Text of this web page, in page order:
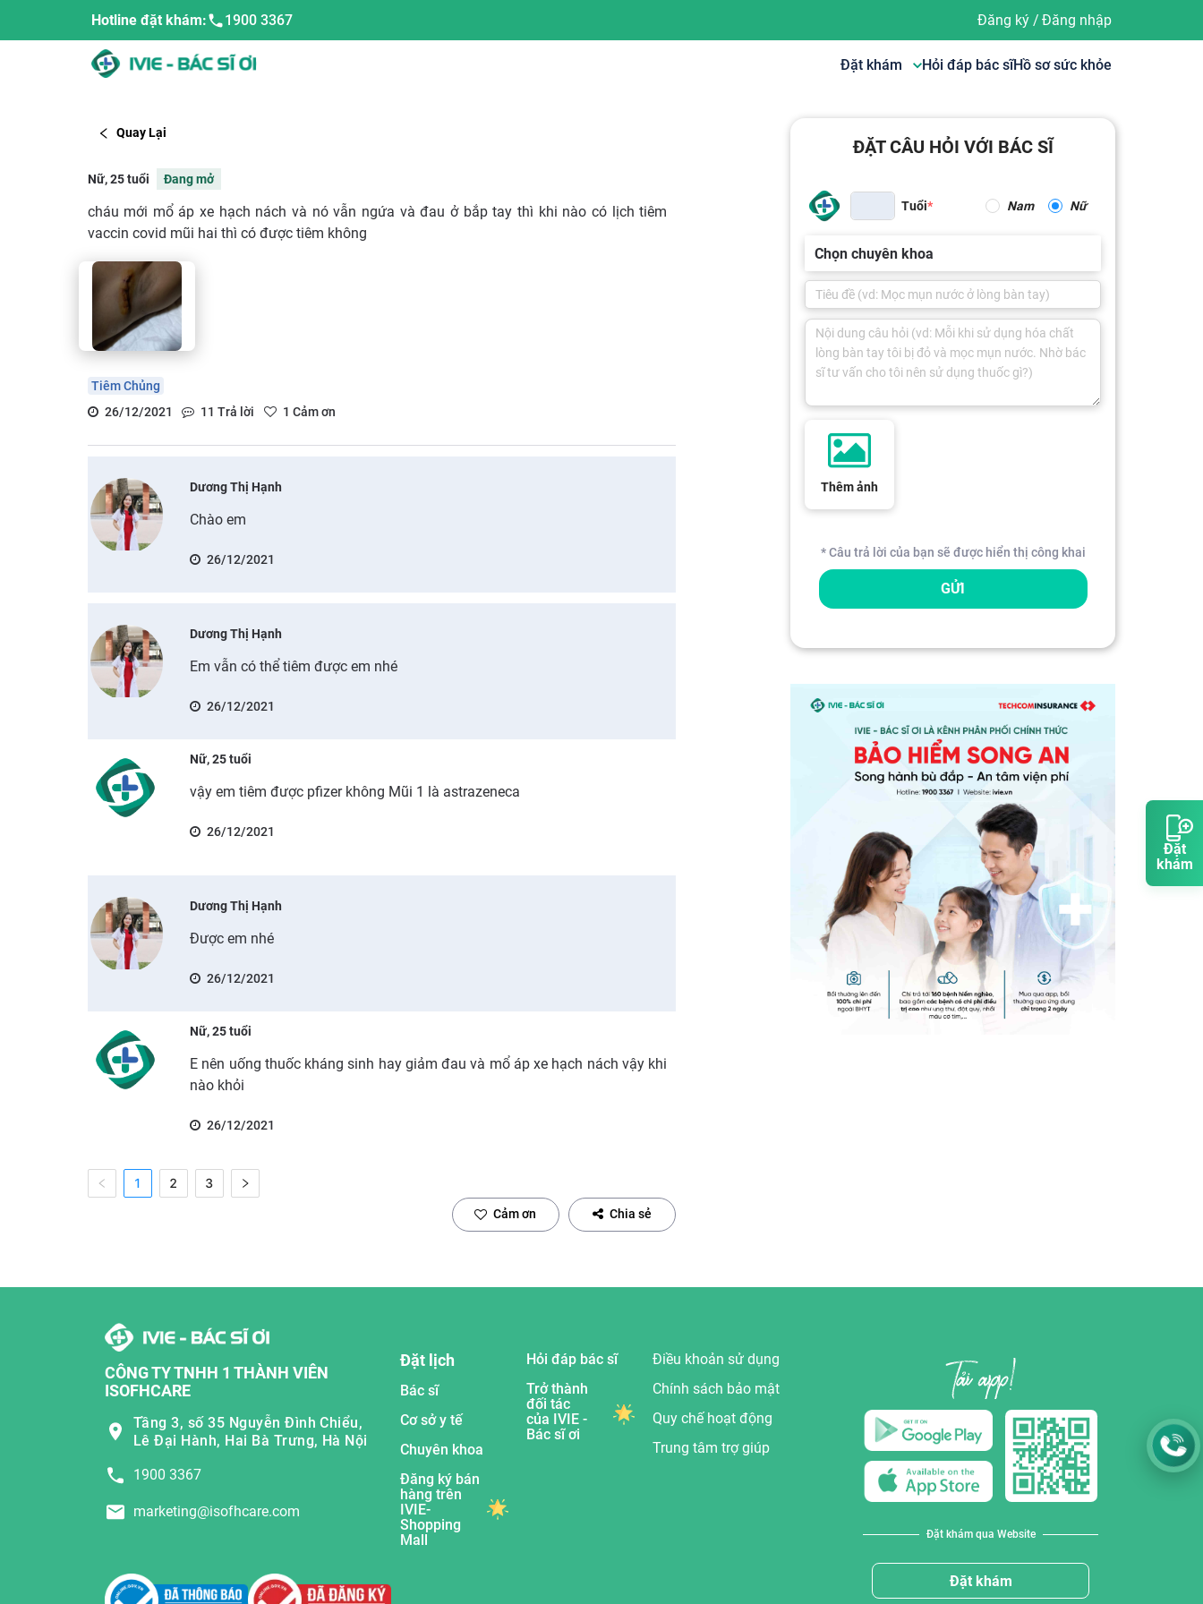
Đặt
khám
Hotline đặt khám: 1900 3367 Đăng ký/ Đăng nhập
Đặt khám Hỏi đáp bác sĩHồ sơ sức khỏe
Quay Lại
Nữ, 25 tuổi Đang mở
cháu mới mổ áp xe hạch nách và nó vẫn ngứa và đau ở bắp tay thì khi nào có lịch tiêm
vaccin covid mũi hai thì có được tiêm không
Tiêm Chủng
26/12/2021
11 Trả lời 1 Cảm ơn
Dương Thị Hạnh
Chào em
26/12/2021
Dương Thị Hạnh
Em vẫn có thể tiêm được em nhé
26/12/2021
Nữ, 25 tuổi
vậy em tiêm được pfizer không Mũi 1 là astrazeneca
26/12/2021
Dương Thị Hạnh
Được em nhé
26/12/2021
Nữ, 25 tuổi
E nên uống thuốc kháng sinh hay giảm đau và mổ áp xe hạch nách vậy khi
nào khỏi
26/12/2021
1 2 3
Cảm ơn Chia sẻ
ĐẶT CÂU HỎI VỚI BÁC SĨ
Tuổi Nam Nữ
Chọn chuyên khoa
Thêm ảnh
* Câu trả lời của bạn sẽ được hiển thị công khai
GỬI
CÔNG TY TNHH 1 THÀNH VIÊN
ISOFHCARE
Tầng 3, số 35 Nguyễn Đình Chiểu,
Lê Đại Hành, Hai Bà Trưng, Hà Nội
1900 3367
marketing@isofhcare.com
Đặt lịch
Bác sĩ
Cơ sở y tế
Chuyên khoa
Đăng ký bán
hàng trên
IVIE-
Shopping
Mall
Hỏi đáp bác sĩ
Trở thành
đối tác
của IVIE -
Bác sĩ ơi
Điều khoản sử dụng
Chính sách bảo mật
Quy chế hoạt động
Trung tâm trợ giúp
Đặt khám qua Website
Đặt khám